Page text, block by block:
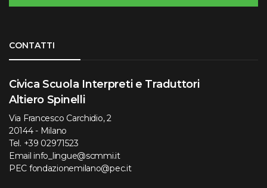
CONTATTI
Civica Scuola Interpreti e Traduttori
Altiero Spinelli
Via Francesco Carchidio, 2
20144 - Milano
Tel. +39 02971523
Email info_lingue@scmmi.it
PEC fondazionemilano@pec.it